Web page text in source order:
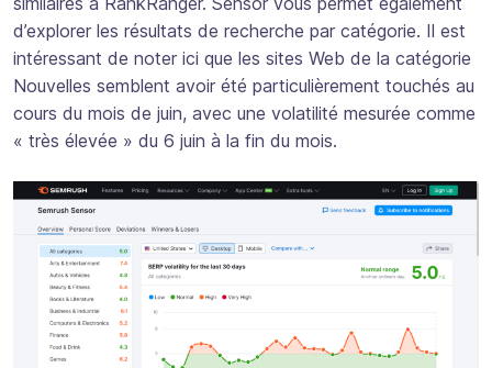
d’explorer les résultats de recherche par catégorie. Il est
intéressant de noter ici que les sites Web de la catégorie
Nouvelles semblent avoir été particulièrement touchés au
cours du mois de juin, avec une volatilité mesurée comme
« très élevée » du 6 juin à la fin du mois.